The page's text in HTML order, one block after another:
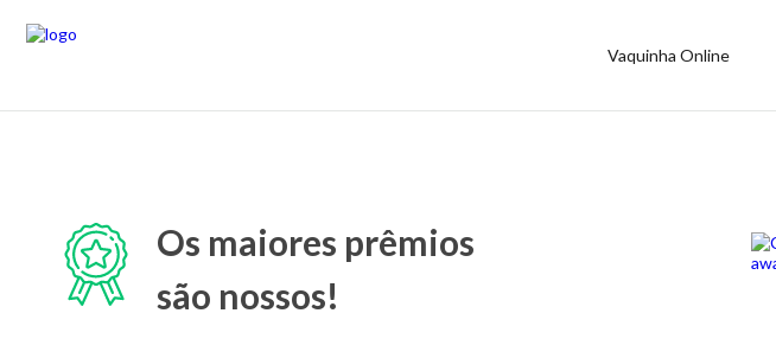
Vaquinha Online
Os maiores prêmios
são nossos!